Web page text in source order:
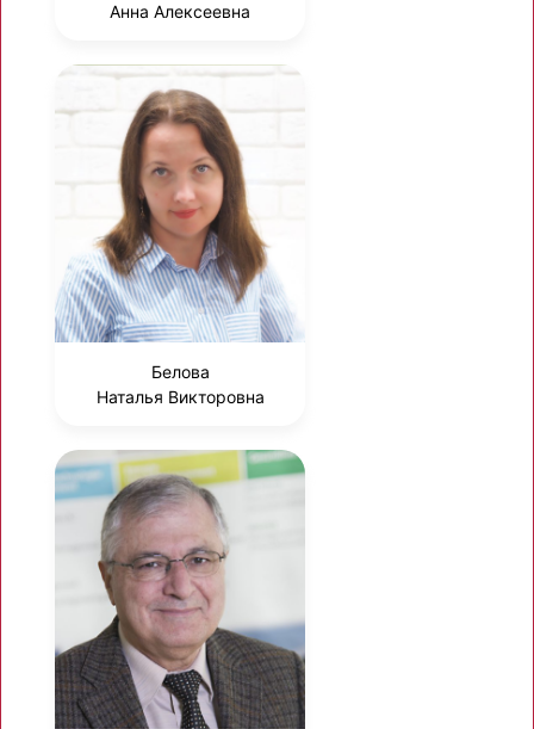
Анна Алексеевна
Белова
Наталья Викторовна